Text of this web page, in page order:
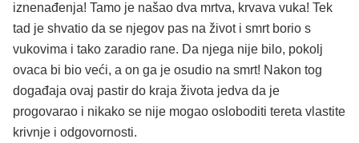
iznenađenja! Tamo je našao dva mrtva, krvava vuka! Tek
tad je shvatio da se njegov pas na život i smrt borio s
vukovima i tako zaradio rane. Da njega nije bilo, pokolj
ovaca bi bio veći, a on ga je osudio na smrt! Nakon tog
događaja ovaj pastir do kraja života jedva da je
progovarao i nikako se nije mogao osloboditi tereta vlastite
krivnje i odgovornosti.